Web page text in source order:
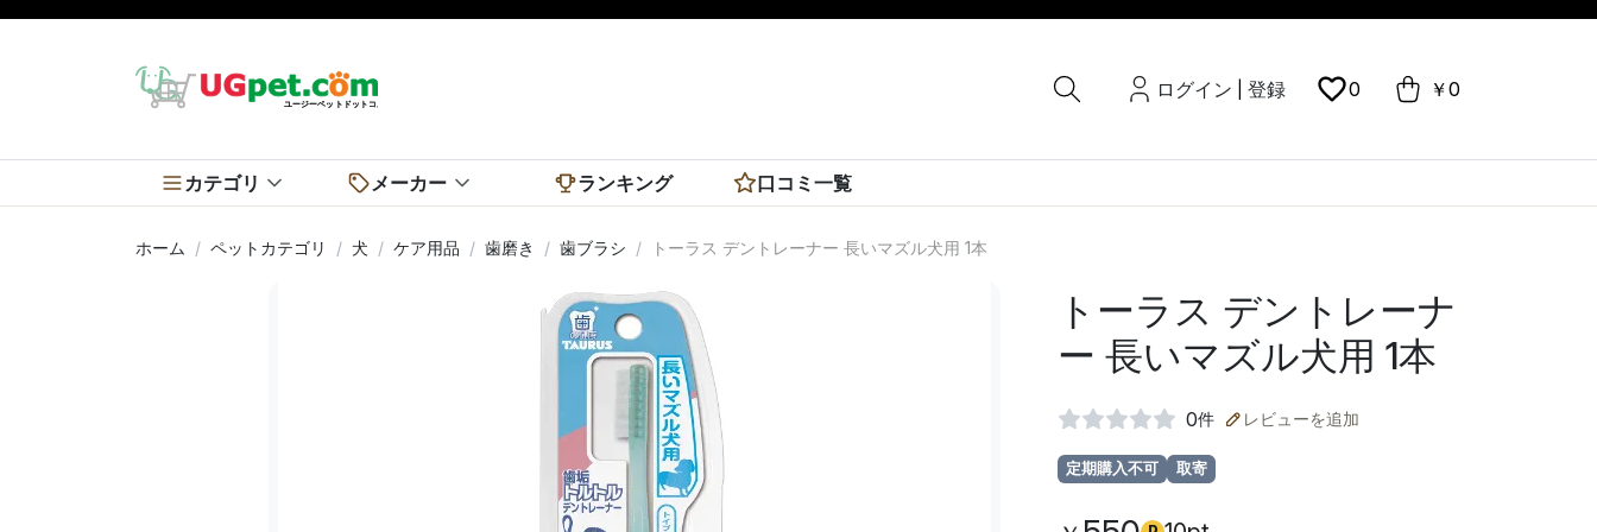
ログイン 登録 0 ￥0
カテゴリ メーカー ランキング 口コミ一覧
ホーム ペットカテゴリ 犬 ケア用品 歯磨き 歯ブラシ トーラス デントレーナー 長いマズル犬用 1本
トーラス デントレーナ
ー 長いマズル犬用 1本
0件 レビューを追加
定期購入不可 取寄